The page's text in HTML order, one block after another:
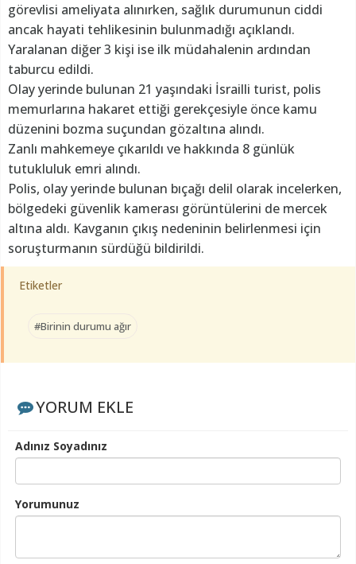
görevlisi ameliyata alınırken, sağlık durumunun ciddi
ancak hayati tehlikesinin bulunmadığı açıklandı.
Yaralanan diğer 3 kişi ise ilk müdahalenin ardından
taburcu edildi.
Olay yerinde bulunan 21 yaşındaki İsrailli turist, polis
memurlarına hakaret ettiği gerekçesiyle önce kamu
düzenini bozma suçundan gözaltına alındı.
Zanlı mahkemeye çıkarıldı ve hakkında 8 günlük
tutukluluk emri alındı.
Polis, olay yerinde bulunan bıçağı delil olarak incelerken,
bölgedeki güvenlik kamerası görüntülerini de mercek
altına aldı. Kavganın çıkış nedeninin belirlenmesi için
soruşturmanın sürdüğü bildirildi.
Etiketler
#Birinin durumu ağır
YORUM EKLE
Adınız Soyadınız
Yorumunuz